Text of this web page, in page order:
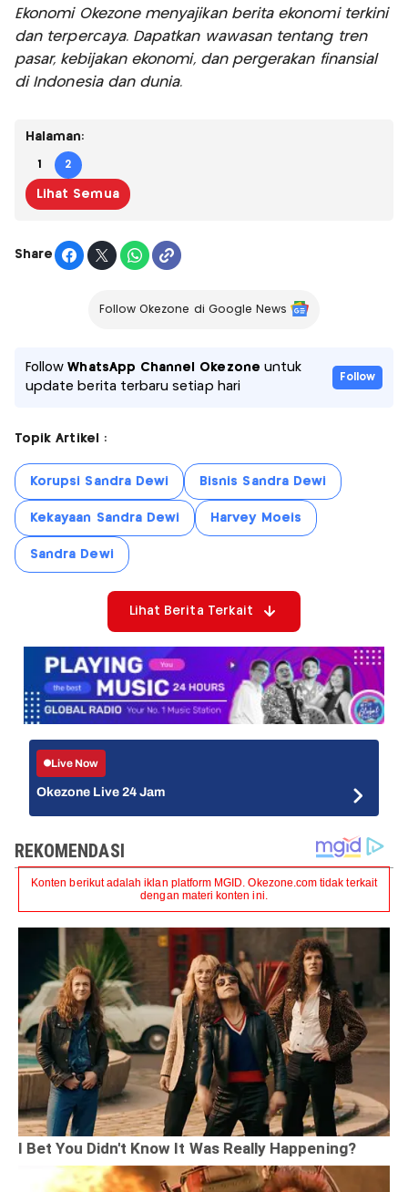
Ekonomi Okezone menyajikan berita ekonomi terkini
dan terpercaya. Dapatkan wawasan tentang tren
pasar, kebijakan ekonomi, dan pergerakan finansial
di Indonesia dan dunia.
Halaman:
1 2
Lihat Semua
Share
Follow Okezone di Google News
FollowWhatsApp Channel Okezone untuk
update berita terbaru setiap hari
Follow
Topik Artikel :
Korupsi Sandra Dewi Bisnis Sandra Dewi
Kekayaan Sandra Dewi Harvey Moeis
Sandra Dewi
Lihat Berita Terkait
Live Now
Okezone Live 24 Jam